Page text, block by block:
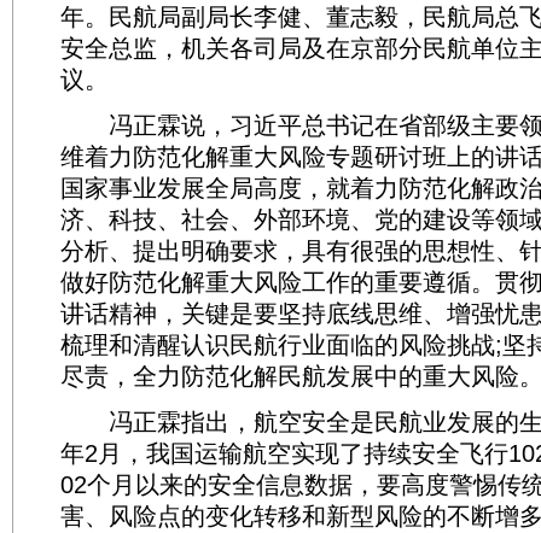
年。民航局副局长李健、董志毅，民航局总
安全总监，机关各司局及在京部分民航单位
议。
冯正霖说，习近平总书记在省部级主要
维着力防范化解重大风险专题研讨班上的讲
国家事业发展全局高度，就着力防范化解政
济、科技、社会、外部环境、党的建设等领
分析、提出明确要求，具有很强的思想性、
做好防范化解重大风险工作的重要遵循。贯
讲话精神，关键是要坚持底线思维、增强忧
梳理和清醒认识民航行业面临的风险挑战;坚
尽责，全力防范化解民航发展中的重大风险
冯正霖指出，航空安全是民航业发展的
年2月，我国运输航空实现了持续安全飞行
02个月以来的安全信息数据，要高度警惕传
害、风险点的变化转移和新型风险的不断增